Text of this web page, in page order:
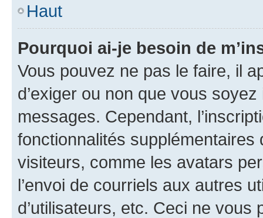
Haut
Pourquoi ai-je besoin de
Vous pouvez ne pas le faire, il
d’exiger ou non que vous
messages. Cependant,
fonctionnalités
visiteurs, comme les avatars
l’envoi de courriels aux autres
d’utilisateurs, etc. Ceci ne vous